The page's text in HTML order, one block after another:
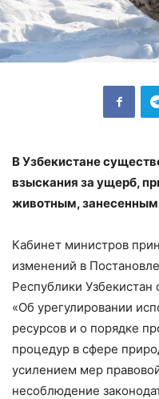
В Узбекистане
взыскания за ущерб,
животным, занесенным
Кабинет министров
изменений в
Республики
«Об урегулировании
ресурсов и о порядке
процедур в сфере
усилением мер
несоблюдение